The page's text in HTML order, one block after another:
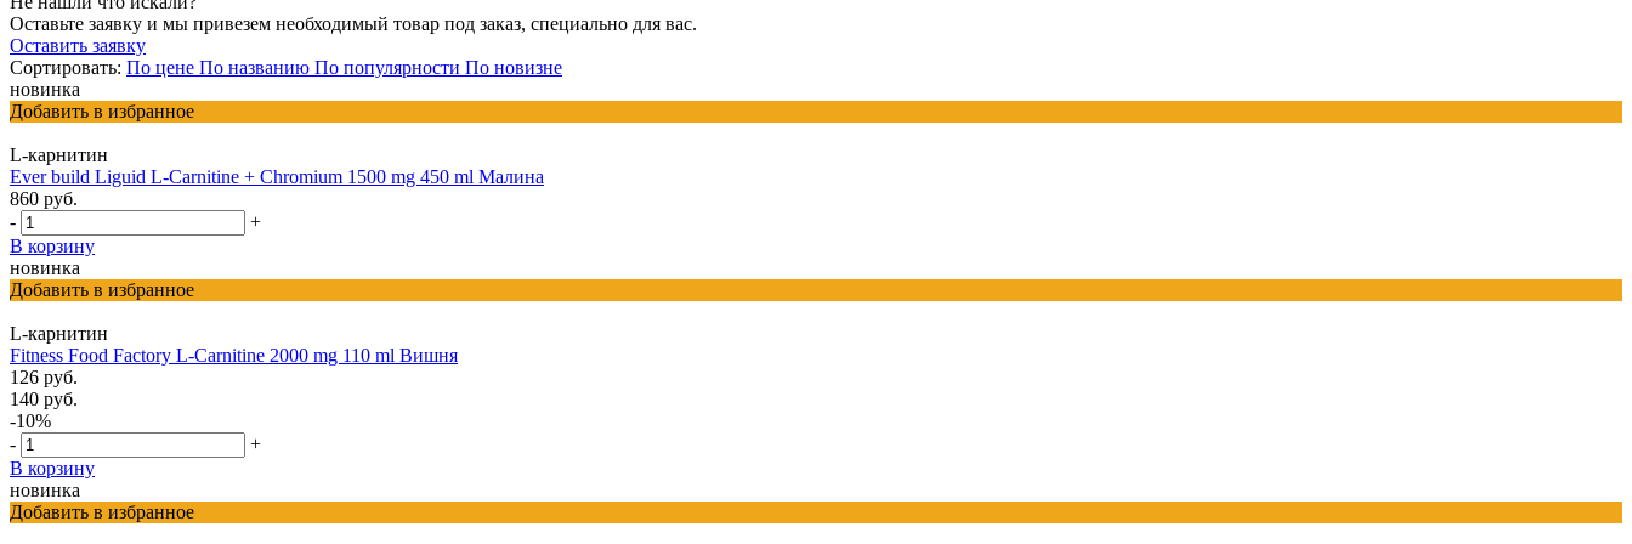
Оставьте заявку и мы привезем необходимый товар под заказ, специально для вас.
Оставить заявку
Сортировать: По цене По названию По популярности По новизне
новинка
Добавить в избранное
L-карнитин
Ever build Liguid L-Carnitine + Chromium 1500 mg 450 ml Малина
860 руб.
-
+
В корзину
новинка
Добавить в избранное
L-карнитин
Fitness Food Factory L-Carnitine 2000 mg 110 ml Вишня
126 руб.
140 руб.
-10%
-
+
В корзину
новинка
Добавить в избранное